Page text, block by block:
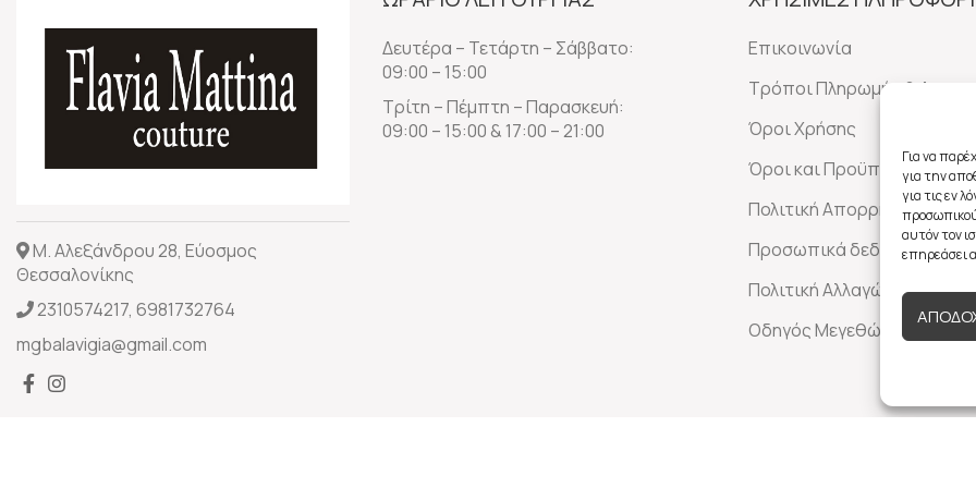
Για να
για την
για τις εν
αυτόν τον
επηρεάσει
Μ. Αλεξάνδρου 28, Εύοσμος
Θεσσαλονίκης
2310574217, 6981732764
mgbalavigia@gmail.com
Δευτέρα – Τετάρτη – Σάββατο:
09:00 – 15:00
Τρίτη – Πέμπτη – Παρασκευή:
09:00 – 15:00 & 17:00 – 21:00
Επικοινωνία
Τρόποι Πληρωμής &
Όροι Χρήσης
Όροι και Προϋποθέσεις
Πολιτική Απορρήτου
Προσωπικά δεδομένα
Πολιτική Αλλαγών-
Οδηγός Μεγεθών